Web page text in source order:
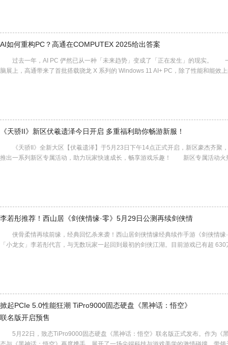
AI如何重构PC？高通在COMPUTEX 2025给出答案
过去一年，AI PC 俨然已从一种「未来趋势」变成了「正在发生」的现实。
脑展上，高通带来了首批搭载骁龙 X 系列的 Windows 11 AI+ PC，除了性能和能效
《天骄II》新区伏羲遗泽今日开启 多重福利助你畅游新服！
《天骄II》全新大区【伏羲遗泽】于5月23日下午14点正式开启，新区豪杰齐聚
推出一系列新区专属活动，助力玩家快速成长，畅享游戏乐趣！ 新区专属活动
李若彤推荐！西山居《剑侠情缘·零》5月29日公测再续剑侠情
侠骨柔情再续前缘，经典回忆杀来袭！西山居剑侠情缘经典续作手游《剑侠情缘
「小龙女」李若彤代言，与无数玩家一起回到最初的剑侠江湖。目前游戏已有超
掀起PCIe 5.0性能狂潮 TiPro9000固态硬盘《黑神话：悟空》
联名版开启预售
5月22日，致态TiPro9000固态硬盘《黑神话：悟空》联名版正式发布。作为《